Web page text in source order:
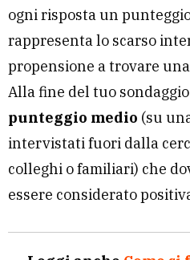
ogni risposta un
rappresenta lo scarso
propensione a trovare
Alla fine del tuo
punteggio medio (su
intervistati fuori dalla
colleghi o familiari) che
essere considerato